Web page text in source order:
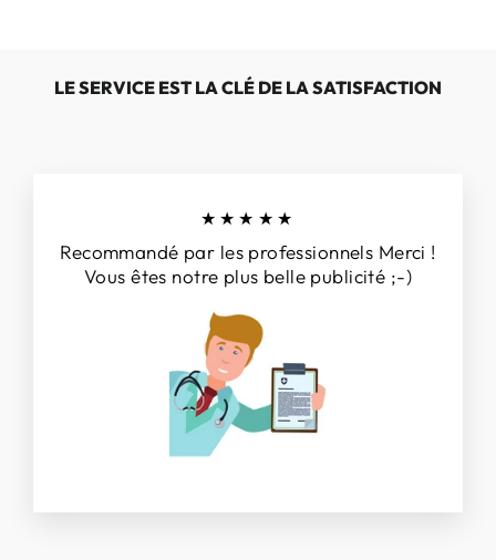
LE SERVICE EST LA CLÉ DE LA SATISFACTION
★★★★★
Recommandé par les professionnels Merci !
Vous êtes notre plus belle publicité ;-)